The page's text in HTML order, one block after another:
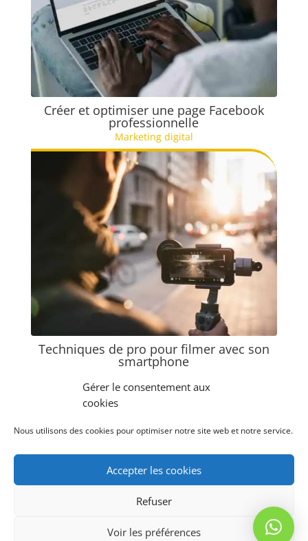
Gérer le consentement aux
cookies
Nous utilisons des cookies pour optimiser notre site web et notre service.
Accepter les cookies
Refuser
Voir les préférences
Créer et optimiser une page Facebook
professionnelle
Marketing digital
Techniques de pro pour filmer avec son
smartphone
2kpixel est une société enregistrée au titre de la
sous lenuméro 01 97 322 99 97.
Cet enregistrement ne vaut pas agrément de l’Etat.
Elegant Themes| Propulsé par